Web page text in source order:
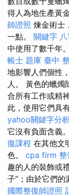
得人為地生產黃
師證照 煉金術士
一點。 關鍵字
中使用了數千年。
帳士 題庫 臺中
地影響人們個性
人。 黃色的蠟燭
合所有工作或精
此，使用它們具
yahoo關鍵字分
它沒有負面含義。
復課程 在其他文
色。 cpa firm 整
趣的人的裝飾或
子”；由於它們的
國際整復師證照